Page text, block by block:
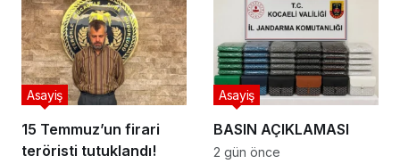
15 Temmuz’un firari
teröristi tutuklandı!
Asayiş
BASIN AÇIKLAMASI
Asayiş
2 gün önce